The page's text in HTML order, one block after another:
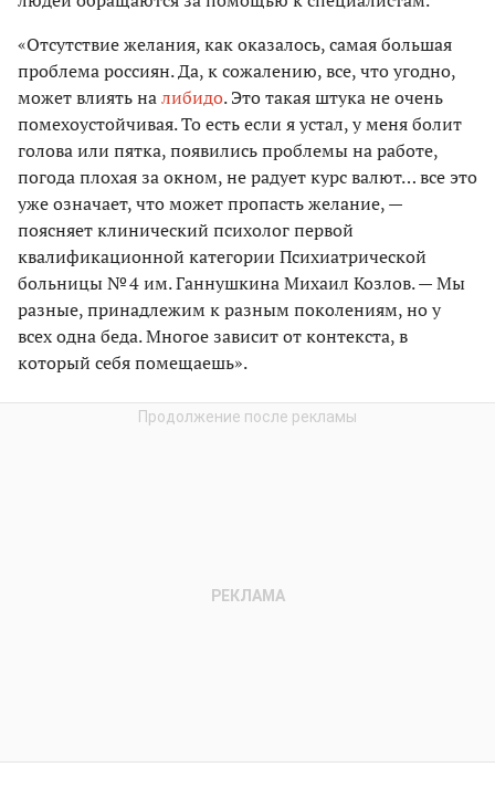
«Отсутствие желания, как оказалось, самая большая
проблема россиян. Да, к сожалению, все, что угодно,
может влиять налибидо. Это такая штука не очень
помехоустойчивая. То есть если я устал, у меня болит
голова или пятка, появились проблемы на работе,
погода плохая за окном, не радует курс валют… все это
уже означает, что может пропасть желание, —
поясняет клинический психолог первой
квалификационной категории Психиатрической
больницы № 4 им. Ганнушкина Михаил Козлов. — Мы
разные, принадлежим к разным поколениям, но у
всех одна беда. Многое зависит от контекста, в
который себя помещаешь».